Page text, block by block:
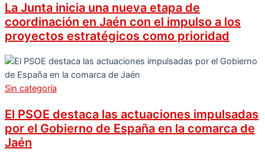
La Junta inicia una nueva etapa de
coordinación en Jaén con el impulso a los
proyectos estratégicos como prioridad
Sin categoría
El PSOE destaca las actuaciones impulsadas
por el Gobierno de España en la comarca de
Jaén